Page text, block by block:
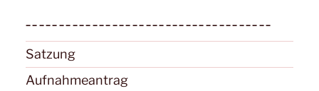
Satzung
Aufnahmeantrag